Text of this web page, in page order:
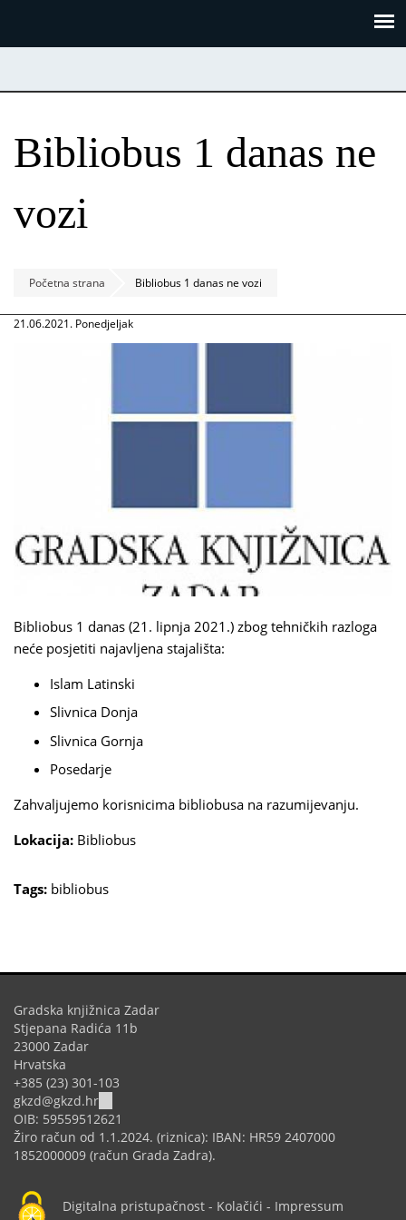
Bibliobus 1 danas ne
vozi
Početna strana Bibliobus 1 danas ne vozi
21.06.2021. Ponedjeljak
Bibliobus 1 danas (21. lipnja 2021.) zbog tehničkih razloga
neće posjetiti najavljena stajališta:
Islam Latinski
Slivnica Donja
Slivnica Gornja
Posedarje
Zahvaljujemo korisnicima bibliobusa na razumijevanju.
Lokacija: Bibliobus
Tags: bibliobus
Gradska knjižnica Zadar
Stjepana Radića 11b
23000 Zadar
Hrvatska
+385 (23) 301-103
gkzd@gkzd.hr
sends
e-
mail)
OIB: 59559512621
Žiro račun od 1.1.2024. (riznica): IBAN: HR59 2407000
1852000009 (račun Grada Zadra).
Digitalna pristupačnost - Kolačići - Impressum